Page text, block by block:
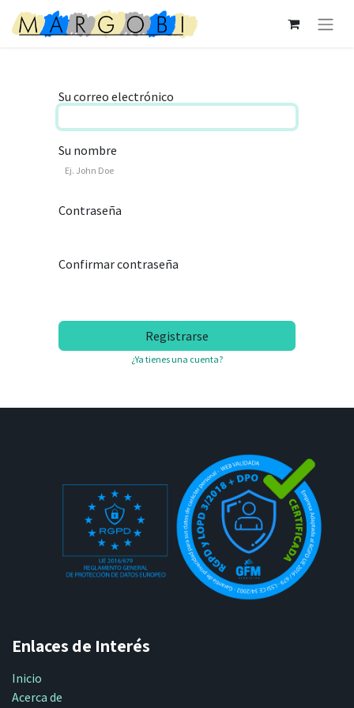
Su correo electrónico
Su nombre
Contraseña
Confirmar contraseña
Registrarse
¿Ya tienes una cuenta?
Enlaces de Interés
Inicio
Acerca de